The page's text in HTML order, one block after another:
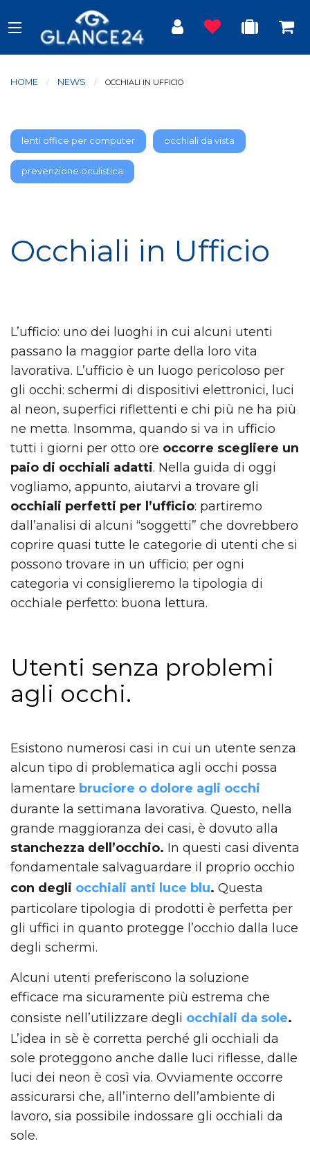
HOME NEWS CURRENT:
OCCHIALI IN UFFICIO
lenti office per computer occhiali da vista
prevenzione oculistica
Occhiali in Ufficio
L’ufficio: uno dei luoghi in cui alcuni utenti
passano la maggior parte della loro vita
lavorativa. L’ufficio è un luogo pericoloso per
gli occhi: schermi di dispositivi elettronici, luci
al neon, superfici riflettenti e chi più ne ha più
ne metta. Insomma, quando si va in ufficio
tutti i giorni per otto ore occorre scegliere un
paio di occhiali adatti. Nella guida di oggi
vogliamo, appunto, aiutarvi a trovare gli
occhiali perfetti per l’ufficio: partiremo
dall’analisi di alcuni “soggetti” che dovrebbero
coprire quasi tutte le categorie di utenti che si
possono trovare in un ufficio; per ogni
categoria vi consiglieremo la tipologia di
occhiale perfetto: buona lettura.
Utenti senza problemi
agli occhi.
Esistono numerosi casi in cui un utente senza
alcun tipo di problematica agli occhi possa
lamentare bruciore o dolore agli occhi
durante la settimana lavorativa. Questo, nella
grande maggioranza dei casi, è dovuto alla
stanchezza dell’occhio. In questi casi diventa
fondamentale salvaguardare il proprio occhio
con degli occhiali anti luce blu. Questa
particolare tipologia di prodotti è perfetta per
gli uffici in quanto protegge l’occhio dalla luce
degli schermi.
Alcuni utenti preferiscono la soluzione
efficace ma sicuramente più estrema che
consiste nell’utilizzare degli occhiali da sole.
L’idea in sè è corretta perché gli occhiali da
sole proteggono anche dalle luci riflesse, dalle
luci dei neon è così via. Ovviamente occorre
assicurarsi che, all’interno dell’ambiente di
lavoro, sia possibile indossare gli occhiali da
sole.